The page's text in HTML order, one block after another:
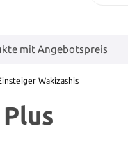
mit Angebotspreis
Wakizashis